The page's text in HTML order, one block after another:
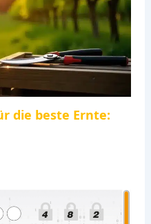
die beste Ernte: